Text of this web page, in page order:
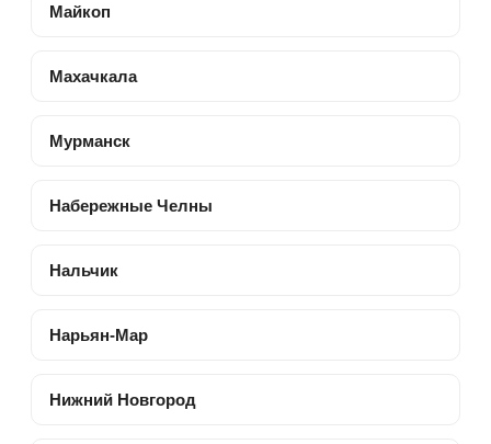
Майкоп
Махачкала
Мурманск
Набережные Челны
Нальчик
Нарьян-Мар
Нижний Новгород